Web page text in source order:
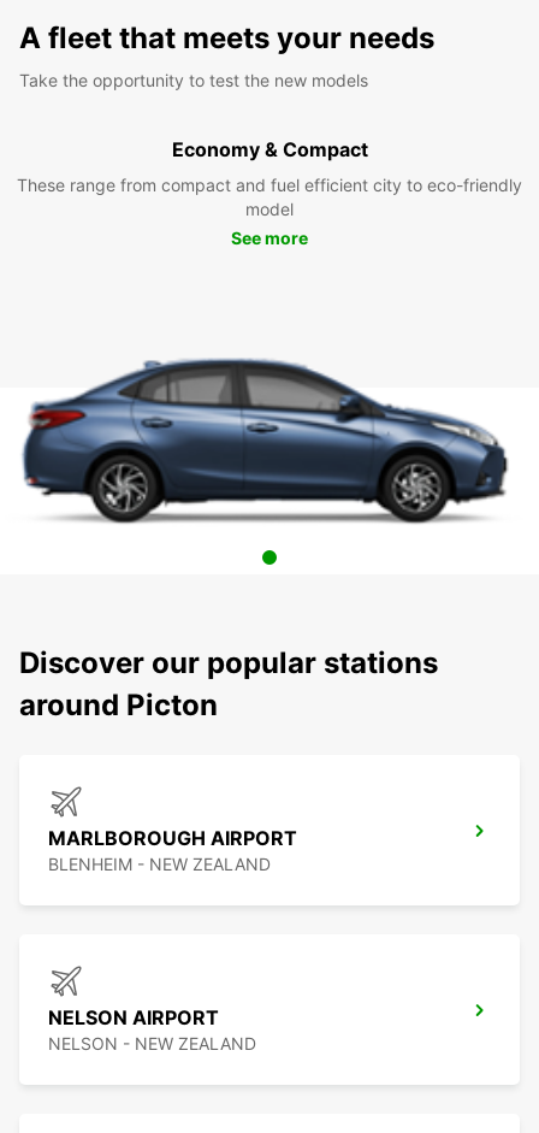
A fleet that meets your needs
Take the opportunity to test the new models
Economy & Compact
These range from compact and fuel efficient city to eco-friendly
model
See more
Discover our popular stations
around Picton
MARLBOROUGH AIRPORT
BLENHEIM - NEW ZEALAND
NELSON AIRPORT
NELSON - NEW ZEALAND